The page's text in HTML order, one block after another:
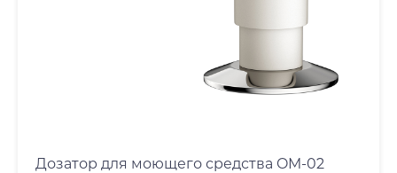
Дозатор для моющего средства OM-02